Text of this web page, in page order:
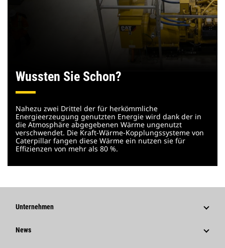
Wussten Sie Schon?
Nahezu zwei Drittel der für herkömmliche
Energieerzeugung genutzten Energie wird dank der in
die Atmosphäre abgegebenen Wärme ungenutzt
verschwendet. Die Kraft-Wärme-Kopplungssysteme von
Caterpillar fangen diese Wärme ein nutzen sie für
Effizienzen von mehr als 80 %.
Unternehmen
Strategie
News